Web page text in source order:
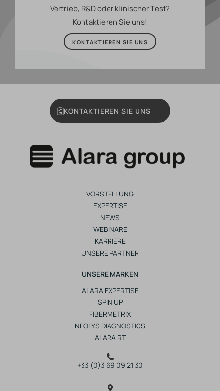
Vertrieb, R&D oder klinischer Test?
Kontaktieren Sie uns!
KONTAKTIEREN SIE UNS
KONTAKTIEREN SIE UNS
VORSTELLUNG
EXPERTISE
NEWS
WEBINARE
KARRIERE
UNSERE PARTNER
UNSERE MARKEN
ALARA EXPERTISE
SPIN UP
FIBERMETRIX
NEOLYS DIAGNOSTICS
ALARA RT
+33 (0)3 69 09 21 30